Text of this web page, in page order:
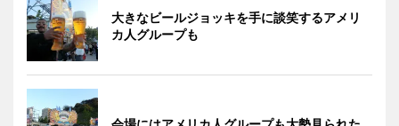
大きなビールジョッキを手に談笑するアメリ
カ人グループも